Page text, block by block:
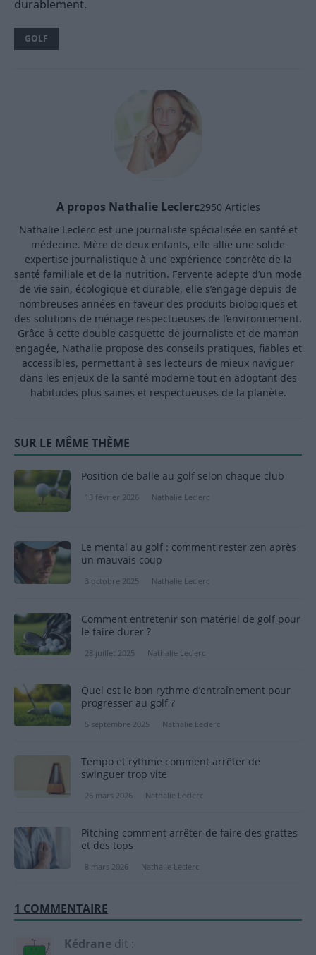
durablement.
GOLF
A propos Nathalie Leclerc2950 Articles
Nathalie Leclerc est une journaliste spécialisée en santé et
médecine. Mère de deux enfants, elle allie une solide
expertise journalistique à une expérience concrète de la
santé familiale et de la nutrition. Fervente adepte d’un mode
de vie sain, écologique et durable, elle s’engage depuis de
nombreuses années en faveur des produits biologiques et
des solutions de ménage respectueuses de l’environnement.
Grâce à cette double casquette de journaliste et de maman
engagée, Nathalie propose des conseils pratiques, fiables et
accessibles, permettant à ses lecteurs de mieux naviguer
dans les enjeux de la santé moderne tout en adoptant des
habitudes plus saines et respectueuses de la planète.
SUR LE MÊME THÈME
Position de balle au golf selon chaque club
13 février 2026 Nathalie Leclerc
Le mental au golf : comment rester zen après
un mauvais coup
3 octobre 2025 Nathalie Leclerc
Comment entretenir son matériel de golf pour
le faire durer ?
28 juillet 2025 Nathalie Leclerc
Quel est le bon rythme d’entraînement pour
progresser au golf ?
5 septembre 2025 Nathalie Leclerc
Tempo et rythme comment arrêter de
swinguer trop vite
26 mars 2026 Nathalie Leclerc
Pitching comment arrêter de faire des grattes
et des tops
8 mars 2026 Nathalie Leclerc
1 COMMENTAIRE
Kédrane dit :